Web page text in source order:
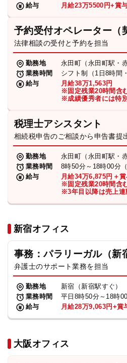
給与
月給23万5500円+賞
予約受付オペレーター（
法律相談の受付と予約を担当
勤務地
永田町（永田町駅・
業務時間
シフト制（1日8時間
給与
月給38万1,563円
※固定残業20時間含
※成績優秀者には特
税理士アシスタント
相続税申告のご相談から申告書提
勤務地
永田町（永田町駅・
業務時間
8時50分～18時00分
給与
月給34万6,875円＋
※固定残業20時間含
※3年目以降は売上連
新宿オフィス
事務：パラリーガル（新
弁護士のサポート業務を担当
勤務地
新宿（新宿駅すぐ）
業務時間
平日8時50分～18時
給与
月給28万9,063円+賞
大阪オフィス
お知らせ
特設サイト
相談先情報サイト
プライバシーポリシー
TikTok受賞 定義